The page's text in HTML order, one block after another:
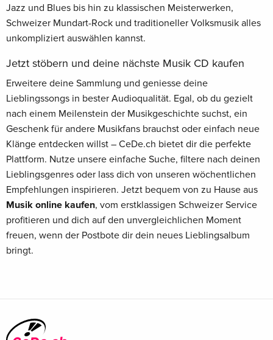
Jazz und Blues bis hin zu klassischen Meisterwerken,
Schweizer Mundart-Rock und traditioneller Volksmusik alles
unkompliziert auswählen kannst.
Jetzt stöbern und deine nächste Musik CD kaufen
Erweitere deine Sammlung und geniesse deine
Lieblingssongs in bester Audioqualität. Egal, ob du gezielt
nach einem Meilenstein der Musikgeschichte suchst, ein
Geschenk für andere Musikfans brauchst oder einfach neue
Klänge entdecken willst – CeDe.ch bietet dir die perfekte
Plattform. Nutze unsere einfache Suche, filtere nach deinen
Lieblingsgenres oder lass dich von unseren wöchentlichen
Empfehlungen inspirieren. Jetzt bequem von zu Hause aus
Musik online kaufen, vom erstklassigen Schweizer Service
profitieren und dich auf den unvergleichlichen Moment
freuen, wenn der Postbote dir dein neues Lieblingsalbum
bringt.